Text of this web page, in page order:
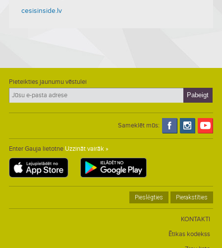
cesisinside.lv
Pieteikties jaunumu vēstulei
Sameklēt mūs:
Enter Gauja lietotne Uzzināt vairāk »
Pieslēgties Pierakstīties
KONTAKTI
Ētikas kodekss